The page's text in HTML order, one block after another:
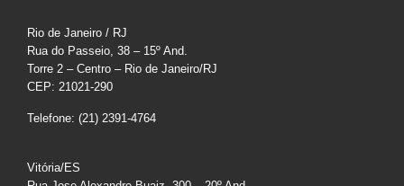
Rio de Janeiro / RJ
Rua do Passeio, 38 – 15º And.
Torre 2 – Centro – Rio de Janeiro/RJ
CEP: 21021-290
Telefone: (21) 2391-4764
Vitória/ES